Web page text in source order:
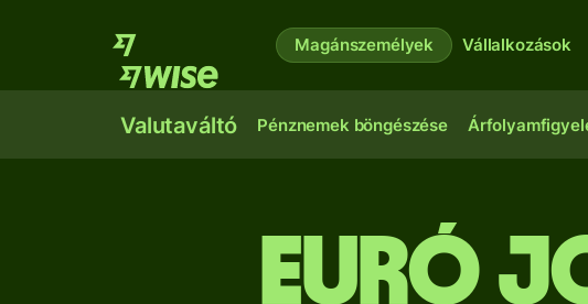
Magánszemélyek Vállalkozások
Valutaváltó Pénznemek böngészése
euró